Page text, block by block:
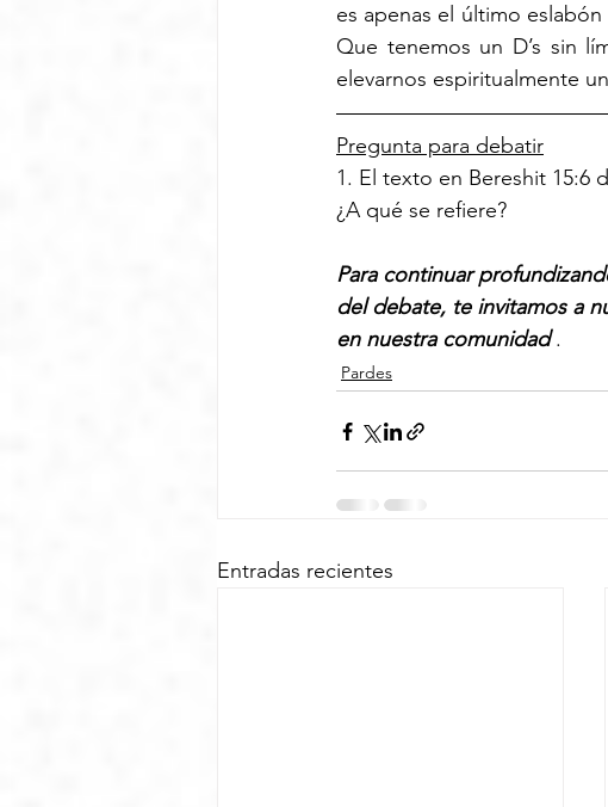
es apenas el último
Que tenemos un D’s sin
elevarnos espiritualmente
Pregunta para debatir
1. El texto en Bereshit 15:6
¿A qué se refiere?
Para continuar
del debate, te invitamos a
en nuestra comunidad .
Pardes
Entradas recientes